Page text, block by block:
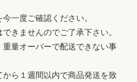
今一度ご確認ください。
できませんのでご了承下さい。
重量オーバーで配送できない事
から１週間以内で商品発送を致